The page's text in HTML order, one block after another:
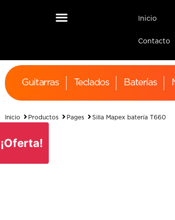
Inicio
Contacto
Guitarras Teclados Baterías
Inicio Productos Pages Silla Mapex batería T660
¡Oferta!